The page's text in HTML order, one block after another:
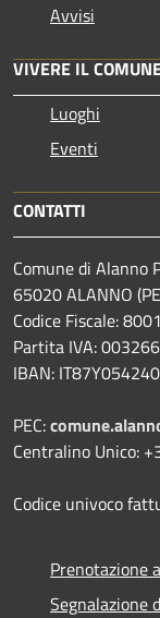
Avvisi
VIVERE IL
Luoghi
Eventi
CONTATTI
Comune di Alanno
65020 ALANNO
Codice Fiscale:
Partita IVA:
IBAN:
PEC:
Centralino Unico:
Codice univoco
Prenotazione
Segnalazione